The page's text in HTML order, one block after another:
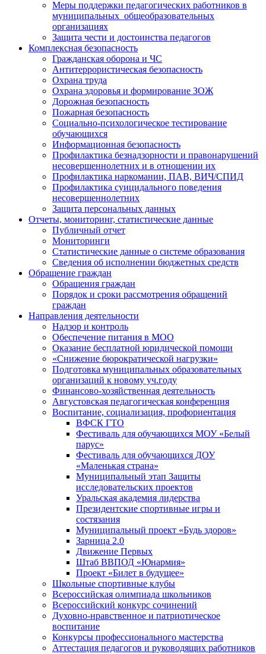
Меры поддержки педагогических работников в
муниципальных общеобразовательных
организациях
Защита чести и достоинства педагогов
Комплексная безопасность
Гражданская оборона и ЧС
Антитеррористическая безопасность
Охрана труда
Охрана здоровья и формирование ЗОЖ
Дорожная безопасность
Пожарная безопасность
Социально-психологическое тестирование
обучающихся
Информационная безопасность
Профилактика безнадзорности и правонарушений
несовершеннолетних и в отношении их
Профилактика наркомании, ПАВ, ВИЧ/СПИД
Профилактика суицидального поведения
несовершеннолетних
Защита персональных данных
Отчеты, мониторинг, статистические данные
Публичный отчет
Мониторинги
Статистические данные о системе образования
Сведения об исполнении бюджетных средств
Обращение граждан
Обращения граждан
Порядок и сроки рассмотрения обращений
граждан
Направления деятельности
Надзор и контроль
Обеспечение питания в МОО
Оказание бесплатной юридической помощи
«Снижение бюрократической нагрузки»
Подготовка муниципальных образовательных
организаций к новому уч.году
Финансово-хозяйственная деятельность
Августовская педагогическая конференция
Воспитание, социализация, профориентация
ВФСК ГТО
Фестиваль для обучающихся МОУ «Белый
парус»
Фестиваль для обучающихся ДОУ
«Маленькая страна»
Муниципальный этап Защиты
исследовательских проектов
Уральская академия лидерства
Президентские спортивные игры и
состязания
Муниципальный проект «Будь здоров»
Зарница 2.0
Движение Первых
Штаб ВВПОД «Юнармия»
Проект «Билет в будущее»
Школьные спортивные клубы
Всероссийская олимпиада школьников
Всероссийский конкурс сочинений
Духовно-нравственное и патриотическое
воспитание
Конкурсы профессионального мастерства
Аттестация педагогов и руководящих работников